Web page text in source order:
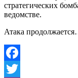
стратегических
ведомстве.
Атака
Facebook